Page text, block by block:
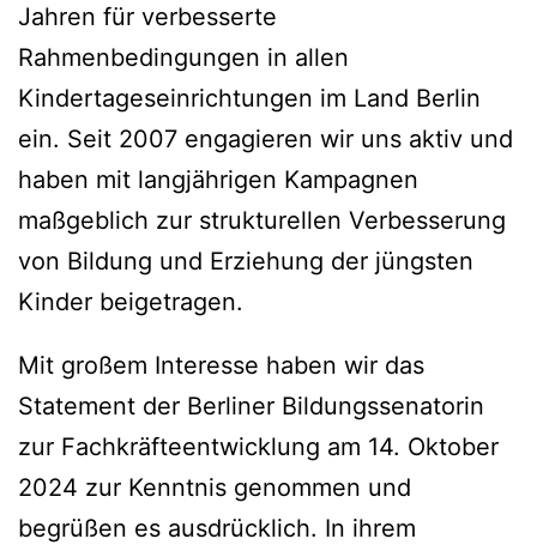
Jahren für verbesserte
Rahmenbedingungen in allen
Kindertageseinrichtungen im Land Berlin
ein. Seit 2007 engagieren wir uns aktiv und
haben mit langjährigen Kampagnen
maßgeblich zur strukturellen Verbesserung
von Bildung und Erziehung der jüngsten
Kinder beigetragen.
Mit großem Interesse haben wir das
Statement der Berliner Bildungssenatorin
zur Fachkräfteentwicklung am 14. Oktober
2024 zur Kenntnis genommen und
begrüßen es ausdrücklich. In ihrem